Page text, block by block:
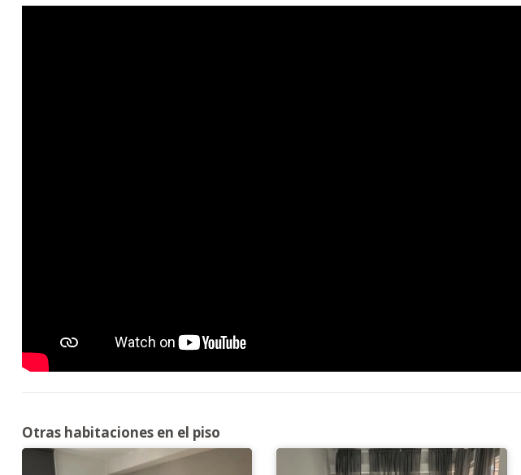
Otras habitaciones en el piso